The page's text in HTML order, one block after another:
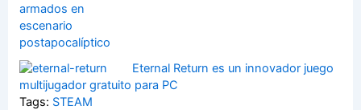
Eternal Return es un innovador juego
multijugador gratuito para PC
Tags: STEAM